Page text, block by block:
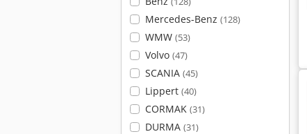
Mercedes-Benz (128)
WMW (53)
Volvo (47)
SCANIA (45)
Lippert (40)
CORMAK (31)
DURMA (31)